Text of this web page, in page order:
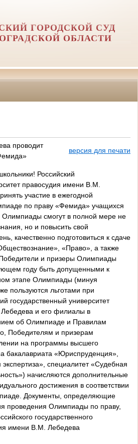
ГОРОДСКОЙ СУД
ОБЛАСТИ
проводит
версия для печати
Российский
правосудия имени В.М.
участие в ежегодной
по праву «Фемида» учащихся
Олимпиады смогут в полной мере не
но и повысить свой
качественно подготовиться к сдаче
«Право», а также
и призеры Олимпиады
году быть допущенными к
этапе Олимпиады (минуя
пользуются льготами при
государственный университет
и его филиалы в
об Олимпиаде и Правилам
Победителям и призерам
на программы высшего
бакалавриата «Юриспруденция»,
специалитет «Судебная
начисляются дополнительные
достижения в соответствии
Документы, определяющие
проведения Олимпиады по праву,
государственного
имени В.М. Лебедева